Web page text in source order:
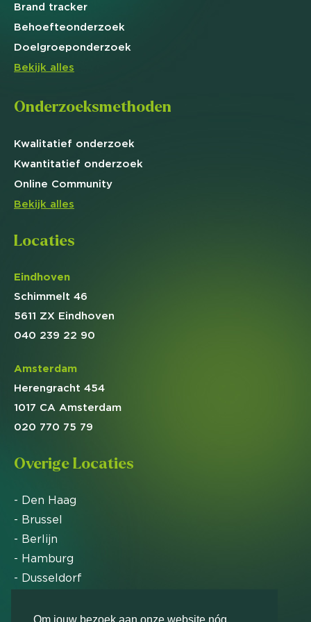
Brand tracker
Behoefteonderzoek
Doelgroeponderzoek
Bekijk alles
Onderzoeksmethoden
Kwalitatief onderzoek
Kwantitatief onderzoek
Online Community
Bekijk alles
Locaties
Eindhoven
Schimmelt 46
5611 ZX Eindhoven
040 239 22 90
Amsterdam
Herengracht 454
1017 CA Amsterdam
020 770 75 79
Overige Locaties
- Den Haag
- Brussel
- Berlijn
- Hamburg
- Dusseldorf